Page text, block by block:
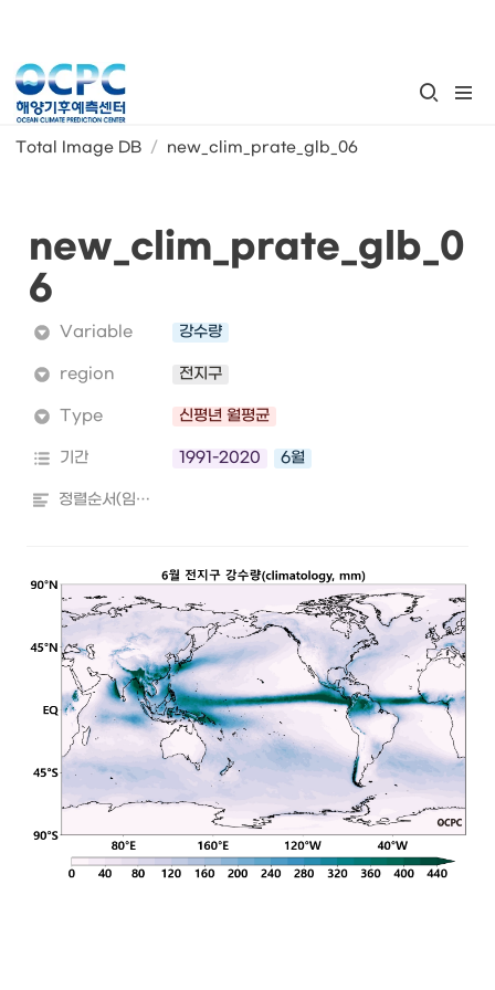
Total Image DB / new_clim_prate_glb_06
new_clim_prate_glb_0
6
Variable 강수량
region 전지구
Type 신평년 월평균
기간 1991-2020 6월
정렬순서(임의)